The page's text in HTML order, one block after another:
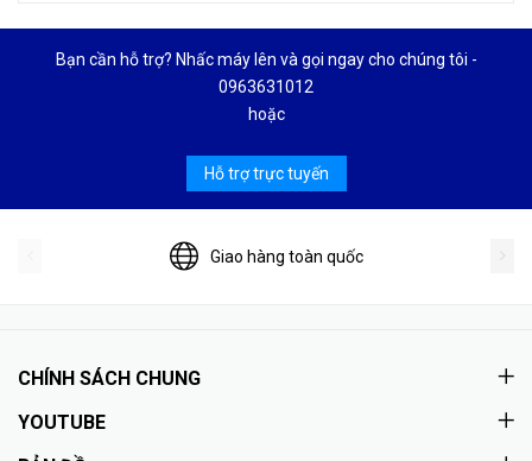
Bạn cần hỗ trợ? Nhấc máy lên và gọi ngay cho chúng tôi -
0963631012
hoặc
Hỗ trợ trực tuyến
Giao hàng toàn quốc
CHÍNH SÁCH CHUNG
YOUTUBE